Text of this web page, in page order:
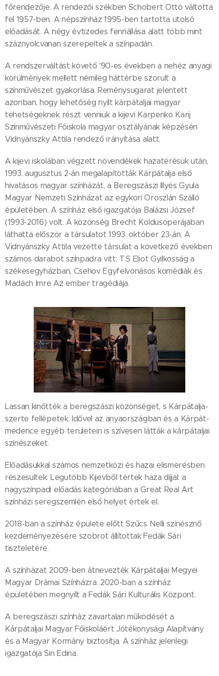
főrendezője. A rendezői székben Schobert Ottó váltotta
fel 1957-ben. A népszínház 1995-ben tartotta utolsó
előadását. A négy évtizedes fennállása alatt több mint
száznyolcvanan szerepeltek a színpadán.
A rendszerváltást követő '90-es években a nehéz anyagi
körülmények mellett némileg háttérbe szorult a
színművészet gyakorlása. Reménysugarat jelentett
azonban, hogy lehetőség nyílt kárpátaljai magyar
tehetségeknek részt venniük a kijevi Karpenko Karij
Színművészeti Főiskola magyar osztályának képzésén
Vidnyánszky Attila rendező irányítása alatt.
A kijevi iskolában végzett növendékek hazatérésük után,
1993. augusztus 2-án megalapították Kárpátalja első
hivatásos magyar színházát, a Beregszászi Illyés Gyula
Magyar Nemzeti Színházat az egykori Oroszlán Szálló
épületében. A színház első igazgatója Balázsi József
(1993-2016) volt. A közönség Brecht Koldusoperájában
láthatta először a társulatot 1993. október 23-án. A
Vidnyánszky Attila vezette társulat a következő években
számos darabot színpadra vitt: T.S Eliot Gyilkosság a
székesegyházban, Csehov Egyfelvonásos komédiák és
Madách Imre Az ember tragédiája.
Lassan kinőtték a beregszászi közönséget, s Kárpátalja-
szerte fellépetek. Idővel az anyaországban és a Kárpát-
medence egyéb területein is szívesen látták a kárpátaljai
színészeket.
Előadásukkal számos nemzetközi és hazai elismerésben
részesültek. Legutóbb Kijevből tértek haza díjjal: a
nagyszínpadi előadás kategóriában a Great Real Art
színházi seregszemlén első helyet értek el.
2018-ban a színház épülete előtt Szűcs Nelli színésznő
kezdeményezésére szobrot állítottak Fedák Sári
tiszteletére.
A színházat 2009-ben átnevezték Kárpátaljai Megyei
Magyar Drámai Színházra. 2020-ban a színház
épületében megnyílt a Fedák Sári Kulturális Központ.
A beregszászi színház zavartalan működését a
Kárpátaljai Magyar Főiskoláért Jótékonysági Alapítvány
és a Magyar Kormány biztosítja. A színház jelenlegi
igazgatója Sin Edina.